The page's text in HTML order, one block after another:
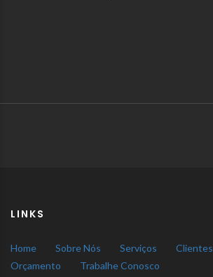
LINKS
Home Sobre Nós Serviços Clientes
Orçamento
Trabalhe Conosco